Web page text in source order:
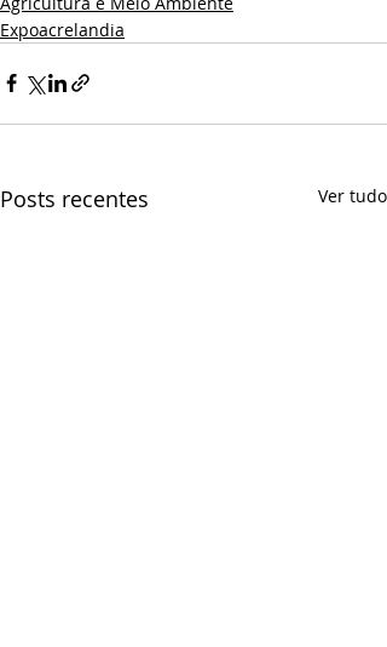
Expoacrelandia
Posts recentes Ver tudo